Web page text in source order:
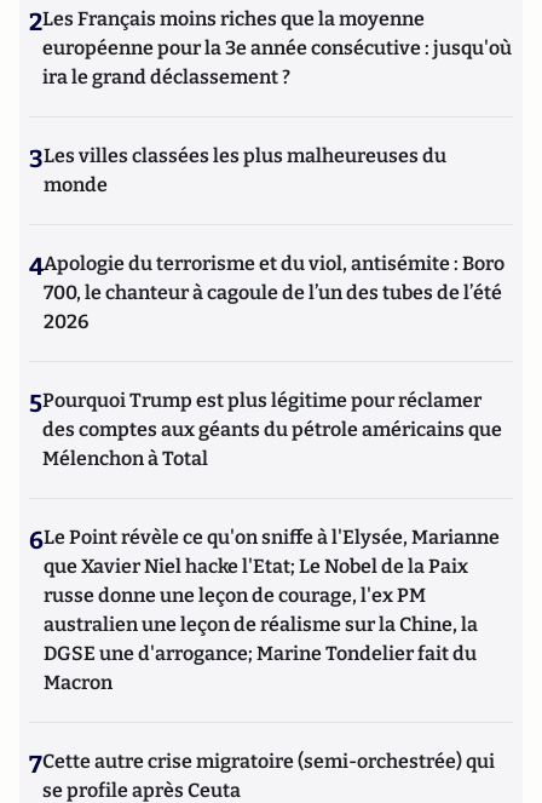
2Les Français moins riches que la moyenne
européenne pour la 3e année consécutive : jusqu'où
ira le grand déclassement ?
3Les villes classées les plus malheureuses du
monde
4Apologie du terrorisme et du viol, antisémite : Boro
700, le chanteur à cagoule de l’un des tubes de l’été
2026
5Pourquoi Trump est plus légitime pour réclamer
des comptes aux géants du pétrole américains que
Mélenchon à Total
6Le Point révèle ce qu'on sniffe à l'Elysée, Marianne
que Xavier Niel hacke l'Etat; Le Nobel de la Paix
russe donne une leçon de courage, l'ex PM
australien une leçon de réalisme sur la Chine, la
DGSE une d'arrogance; Marine Tondelier fait du
Macron
7Cette autre crise migratoire (semi-orchestrée) qui
se profile après Ceuta